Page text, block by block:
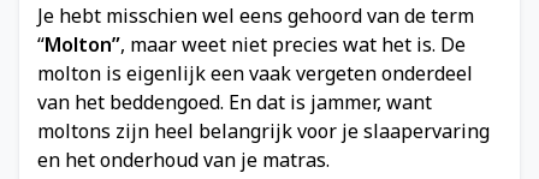
Je hebt misschien wel eens gehoord van de term
“Molton”, maar weet niet precies wat het is. De
molton is eigenlijk een vaak vergeten onderdeel
van het beddengoed. En dat is jammer, want
moltons zijn heel belangrijk voor je slaapervaring
en het onderhoud van je matras.